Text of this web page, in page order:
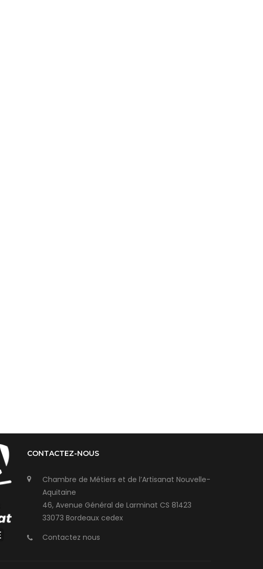
CONTACTEZ-NOUS
Chambre de Métiers et de l’Artisanat Nouvelle-
Aquitaine
46, Avenue Général de Larminat CS 81423
33073 Bordeaux cedex
Contactez nous